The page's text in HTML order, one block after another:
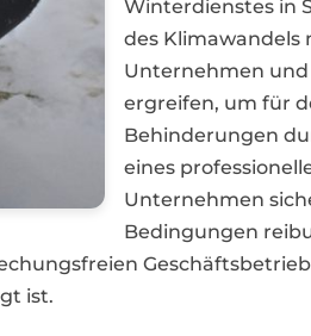
Winterdienstes in
des
Unternehmen
ergreifen, um für
Behinderungen
eines
Unternehmen
Bedingungen
ist.